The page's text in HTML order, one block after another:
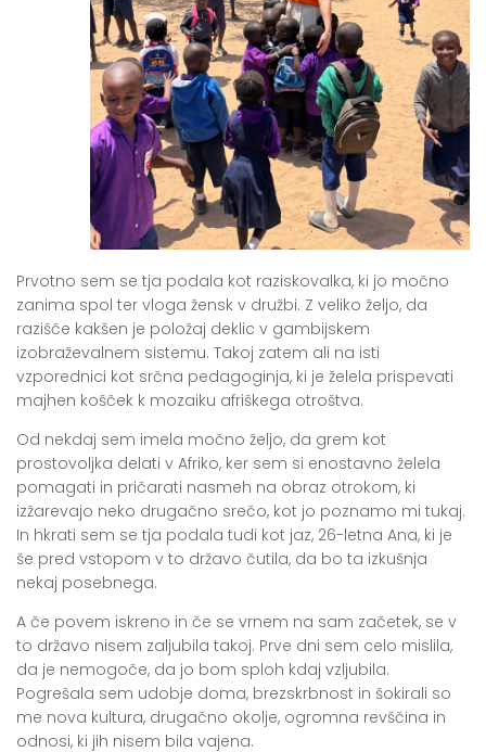
Prvotno sem se tja podala kot raziskovalka, ki jo močno
zanima spol ter vloga žensk v družbi. Z veliko željo, da
razišče kakšen je položaj deklic v gambijskem
izobraževalnem sistemu. Takoj zatem ali na isti
vzporednici kot srčna pedagoginja, ki je želela prispevati
majhen košček k mozaiku afriškega otroštva.
Od nekdaj sem imela močno željo, da grem kot
prostovoljka delati v Afriko, ker sem si enostavno želela
pomagati in pričarati nasmeh na obraz otrokom, ki
izžarevajo neko drugačno srečo, kot jo poznamo mi tukaj.
In hkrati sem se tja podala tudi kot jaz, 26-letna Ana, ki je
še pred vstopom v to državo čutila, da bo ta izkušnja
nekaj posebnega.
A če povem iskreno in če se vrnem na sam začetek, se v
to državo nisem zaljubila takoj. Prve dni sem celo mislila,
da je nemogoče, da jo bom sploh kdaj vzljubila.
Pogrešala sem udobje doma, brezskrbnost in šokirali so
me nova kultura, drugačno okolje, ogromna revščina in
odnosi, ki jih nisem bila vajena.